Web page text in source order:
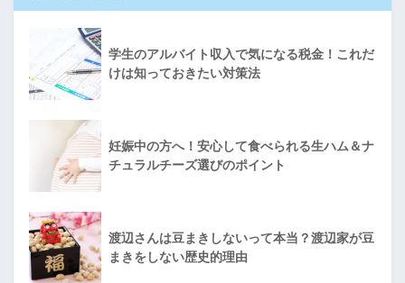
学生のアルバイト収入で気になる税金！これだ
けは知っておきたい対策法
妊娠中の方へ！安心して食べられる生ハム＆ナ
チュラルチーズ選びのポイント
渡辺さんは豆まきしないって本当？渡辺家が豆
まきをしない歴史的理由